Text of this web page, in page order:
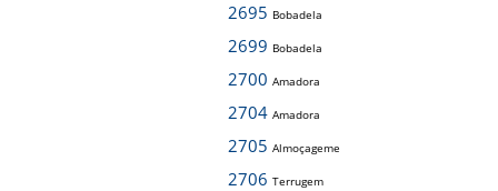
2695 Bobadela
2699 Bobadela
2700 Amadora
2704 Amadora
2705 Almoçageme
2706 Terrugem